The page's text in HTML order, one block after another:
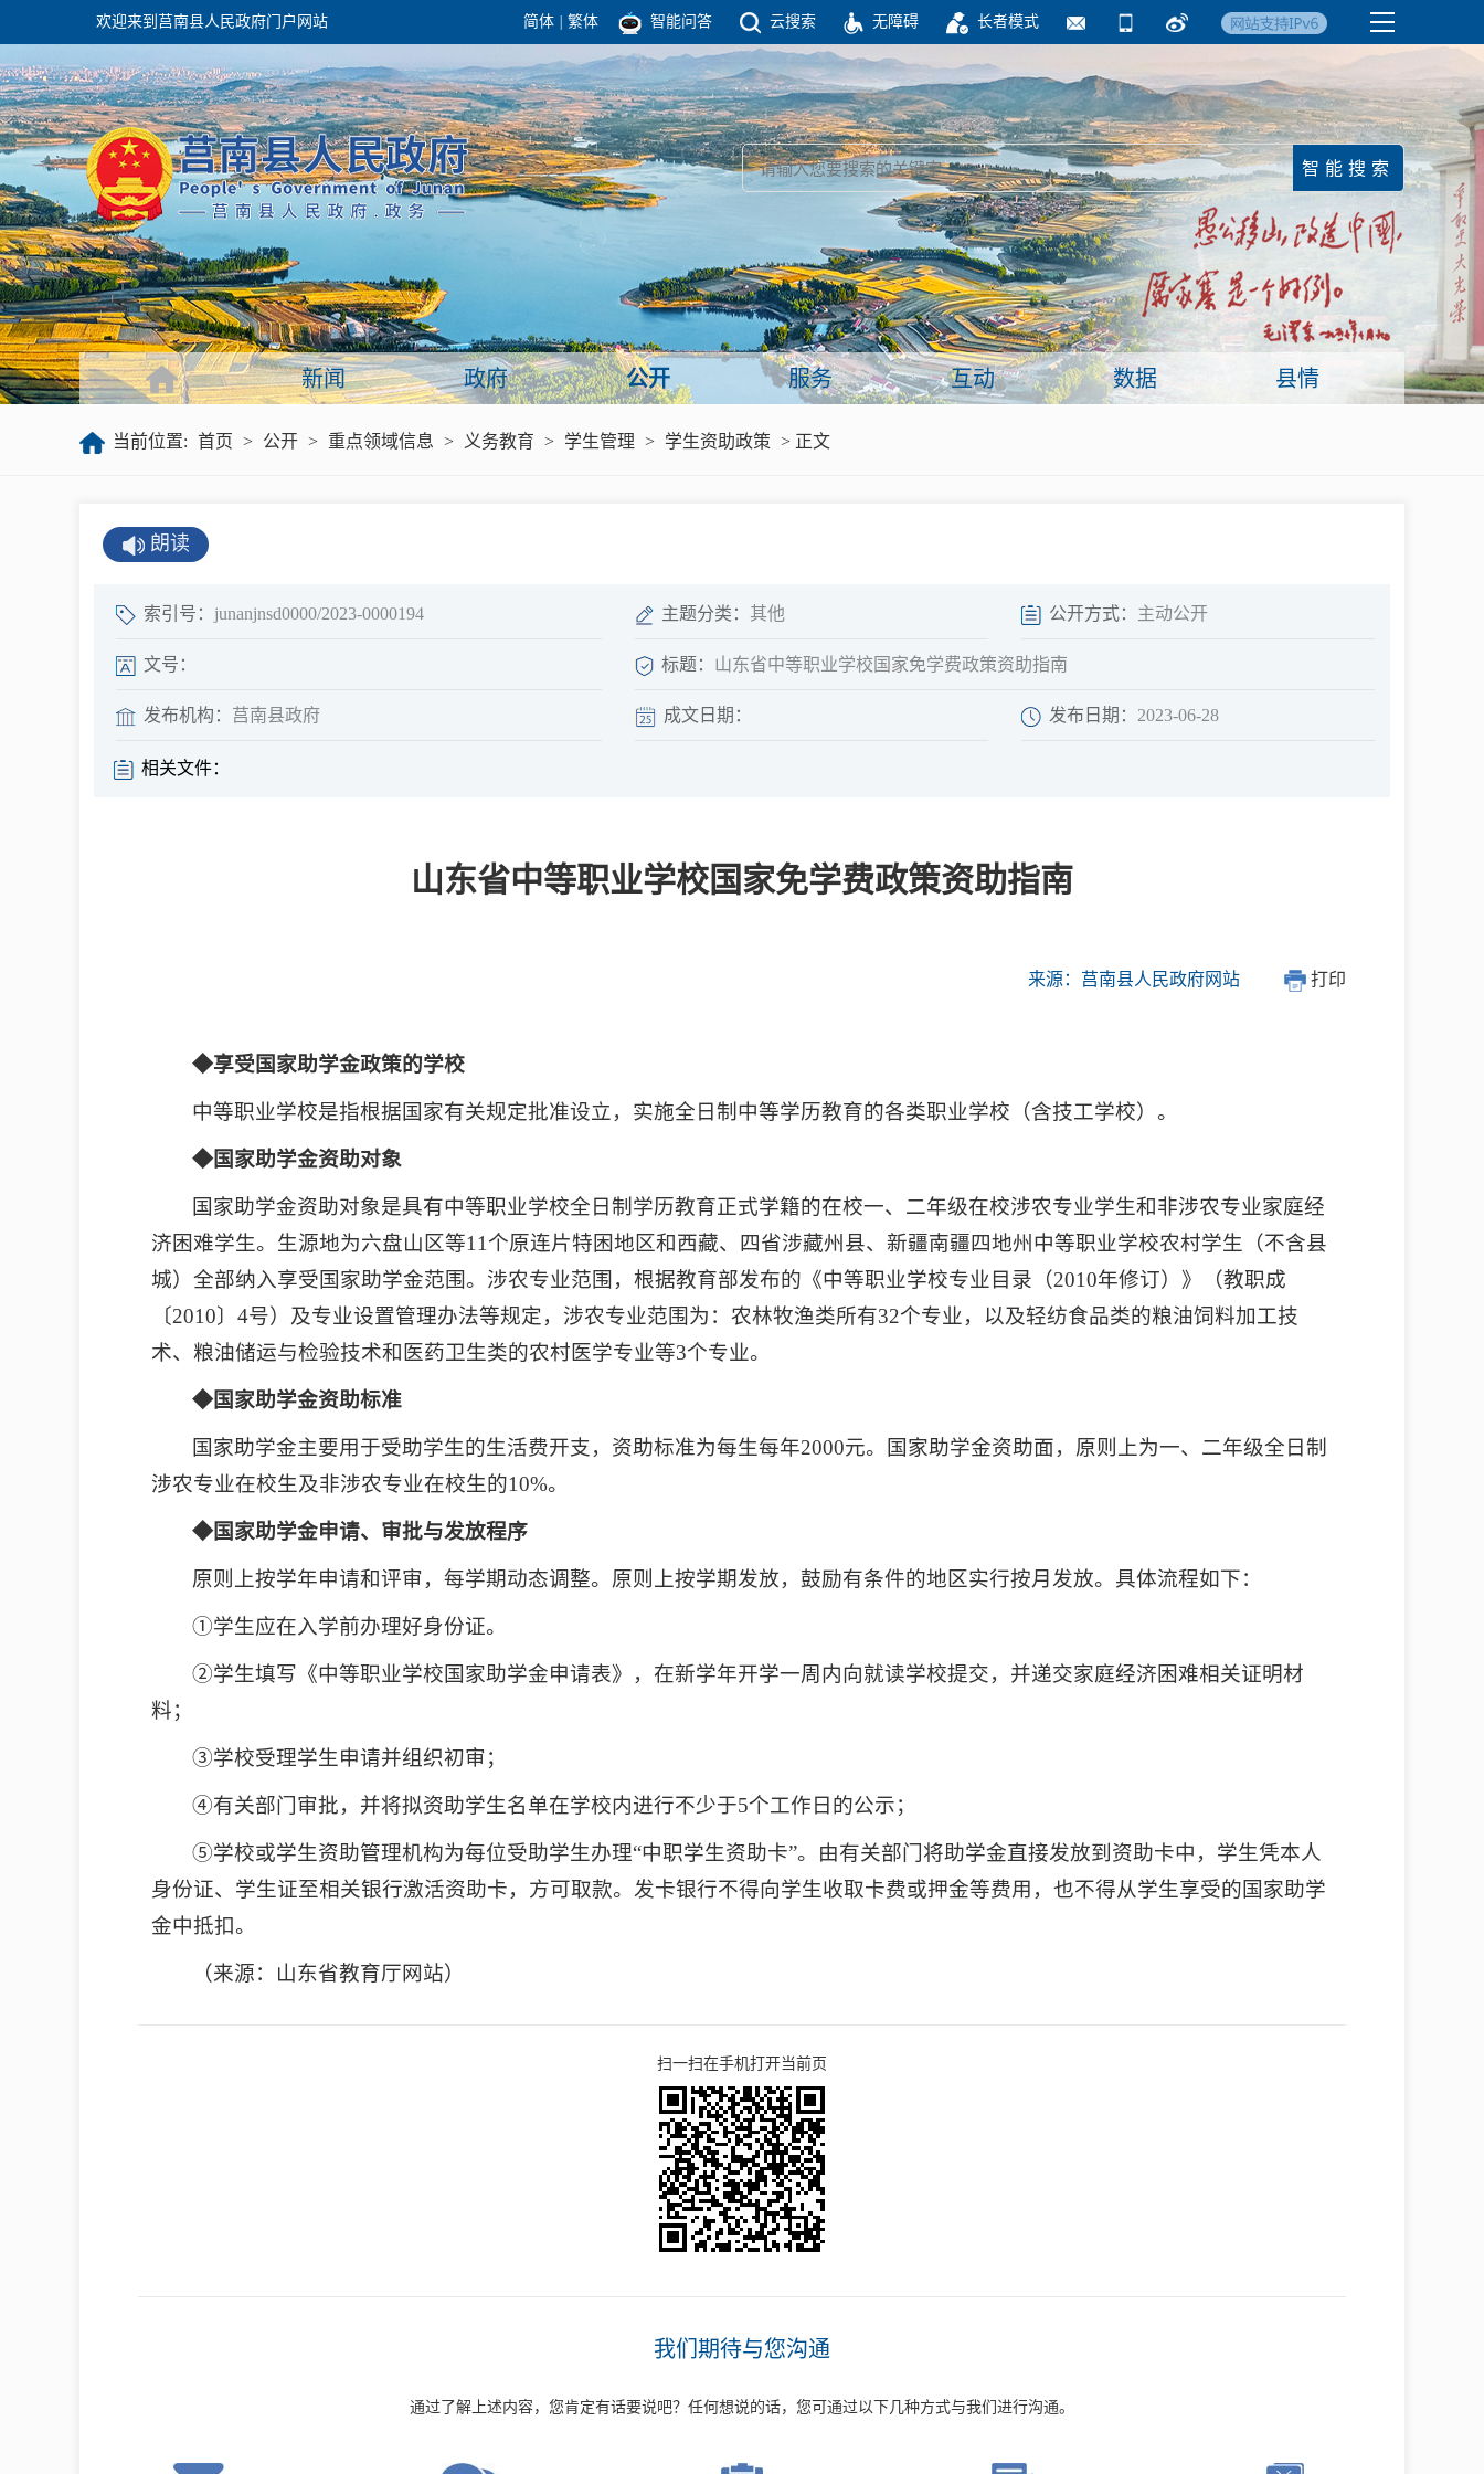
欢迎来到莒南县人民政府门户网站 简体 繁体 智能问答 云搜索 无障碍 长者模式
团结高效 理性法治 公开公平 友善和谐
政府
领导之窗 政府机构
政府会议 政府公报
政府数据
政府工作报告
新闻
政务要闻 国务院要闻
镇街信息
视频新闻 临沂日报·莒南新
闻
公共企事业单位信 依申请公开
图说莒南 政府开放日 网上调查
新闻 政府 公开 服务 互动 数据 县情
当前位置: 首页 > 公开 > 重点领域信息 > 义务教育 > 学生管理 > 学生资助政策 > 正文
朗读
索引号： junanjnsd0000/2023-0000194 主题分类： 其他 公开方式： 主动公开
文号： 标题： 山东省中等职业学校国家免学费政策资助指南
发布机构： 莒南县政府 成文日期： 发布日期： 2023-06-28
相关文件：
山东省中等职业学校国家免学费政策资助指南
来源：莒南县人民政府网站 打印
◆享受国家助学金政策的学校
中等职业学校是指根据国家有关规定批准设立，实施全日制中等学历教育的各类职业学校（含技工学校）。
◆国家助学金资助对象
国家助学金资助对象是具有中等职业学校全日制学历教育正式学籍的在校一、二年级在校涉农专业学生和非涉农专业家庭经
济困难学生。生源地为六盘山区等11个原连片特困地区和西藏、四省涉藏州县、新疆南疆四地州中等职业学校农村学生（不含县
城）全部纳入享受国家助学金范围。涉农专业范围，根据教育部发布的《中等职业学校专业目录（2010年修订）》（教职成
〔2010〕4号）及专业设置管理办法等规定，涉农专业范围为：农林牧渔类所有32个专业，以及轻纺食品类的粮油饲料加工技
术、粮油储运与检验技术和医药卫生类的农村医学专业等3个专业。
◆国家助学金资助标准
国家助学金主要用于受助学生的生活费开支，资助标准为每生每年2000元。国家助学金资助面，原则上为一、二年级全日制
涉农专业在校生及非涉农专业在校生的10%。
◆国家助学金申请、审批与发放程序
原则上按学年申请和评审，每学期动态调整。原则上按学期发放，鼓励有条件的地区实行按月发放。具体流程如下：
①学生应在入学前办理好身份证。
②学生填写《中等职业学校国家助学金申请表》，在新学年开学一周内向就读学校提交，并递交家庭经济困难相关证明材
料；
③学校受理学生申请并组织初审；
④有关部门审批，并将拟资助学生名单在学校内进行不少于5个工作日的公示；
⑤学校或学生资助管理机构为每位受助学生办理“中职学生资助卡”。由有关部门将助学金直接发放到资助卡中，学生凭本人
身份证、学生证至相关银行激活资助卡，方可取款。发卡银行不得向学生收取卡费或押金等费用，也不得从学生享受的国家助学
金中抵扣。
（来源：山东省教育厅网站）
扫一扫在手机打开当前页
我们期待与您沟通
通过了解上述内容，您肯定有话要说吧？任何想说的话，您可通过以下几种方式与我们进行沟通。